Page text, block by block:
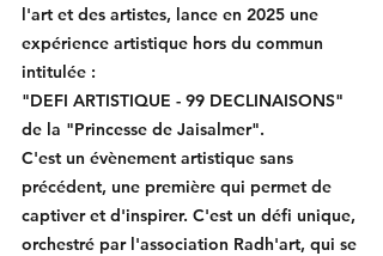
l'art et des artistes, lance en 2025 une
expérience artistique hors du commun
intitulée :
"DEFI ARTISTIQUE - 99 DECLINAISONS"
de la "Princesse de Jaisalmer".
C'est un évènement artistique sans
précédent, une première qui permet de
captiver et d'inspirer. C'est un défi unique,
orchestré par l'association Radh'art, qui se